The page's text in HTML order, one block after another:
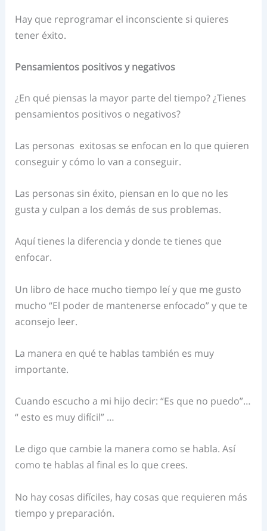
Hay que reprogramar el inconsciente si quieres
tener éxito.
Pensamientos positivos y negativos
¿En qué piensas la mayor parte del tiempo? ¿Tienes
pensamientos positivos o negativos?
Las personas exitosas se enfocan en lo que quieren
conseguir y cómo lo van a conseguir.
Las personas sin éxito, piensan en lo que no les
gusta y culpan a los demás de sus problemas.
Aquí tienes la diferencia y donde te tienes que
enfocar.
Un libro de hace mucho tiempo leí y que me gusto
mucho “El poder de mantenerse enfocado” y que te
aconsejo leer.
La manera en qué te hablas también es muy
importante.
Cuando escucho a mi hijo decir: “Es que no puedo”…
“ esto es muy difícil” …
Le digo que cambie la manera como se habla. Así
como te hablas al final es lo que crees.
No hay cosas difíciles, hay cosas que requieren más
tiempo y preparación.